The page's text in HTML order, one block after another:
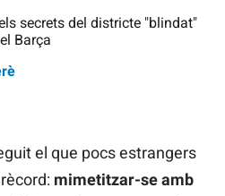
secrets del districte "blindat"
Barça
el que pocs estrangers
mimetitzar-se amb